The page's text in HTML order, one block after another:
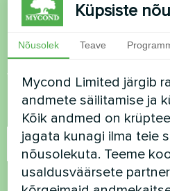
Soovid osta
küsimusi?
Võtke meiega
Nimi
Telefoninumber
Küpsiste
Nõusolek Teave
Mycond Limited järgib
andmete säilitamise ja
Kõik andmed on
jagata kunagi ilma teie
nõusolekuta. Teeme
usaldusväärsete